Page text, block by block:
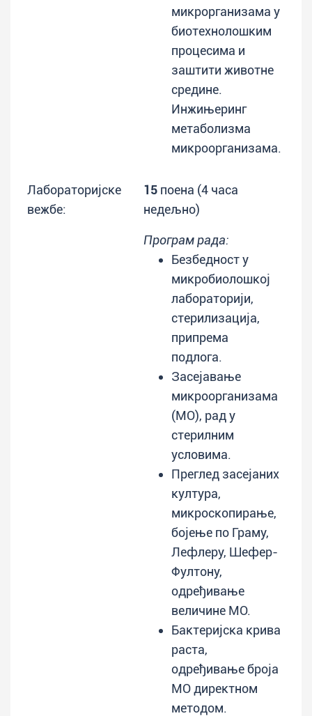
микрорганизама у
биотехнолошким
процесима и
заштити животне
средине.
Инжињеринг
метаболизма
микроорганизама.
Лабораторијске
вежбе:
15 поена (4 часа
недељно)
Програм рада:
Безбедност у
микробиолошкој
лабораторији,
стерилизација,
припрема
подлога.
Засејавање
микроорганизама
(МО), рад у
стерилним
условима.
Преглед засејаних
култура,
микроскопирање,
бојење по Граму,
Лефлеру, Шефер-
Фултону,
одређивање
величине МО.
Бактеријска крива
раста,
одређивање броја
МО директном
методом.